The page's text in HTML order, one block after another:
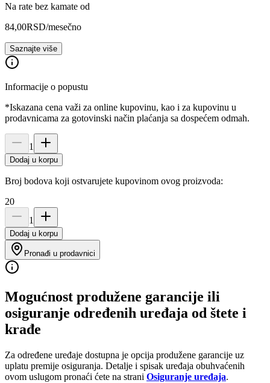
Na rate bez kamate od
84,00RSD/mesečno
Saznajte više
Informacije o popustu
*Iskazana cena važi za online kupovinu, kao i za kupovinu u
prodavnicama za gotovinski način plaćanja sa dospećem odmah.
1
Dodaj u korpu
Broj bodova koji ostvarujete kupovinom ovog proizvoda:
20
1
Dodaj u korpu
Pronađi u prodavnici
Mogućnost produžene garancije ili
osiguranje određenih uređaja od štete i
krađe
Za određene uređaje dostupna je opcija produžene garancije uz
uplatu premije osiguranja. Detalje i spisak uređaja obuhvaćenih
ovom uslugom pronaći ćete na strani Osiguranje uređaja.